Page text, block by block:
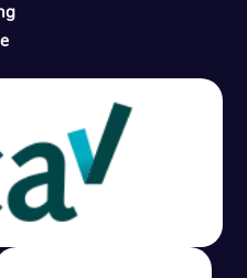
M
uur